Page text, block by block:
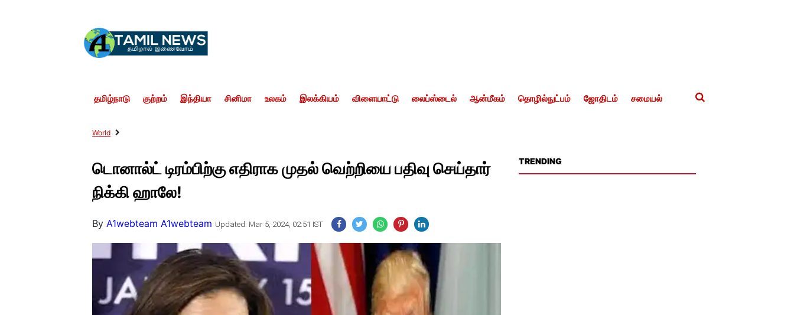
தமிழ்நாடு குற்றம் இந்தியா சினிமா உலகம் இலக்கியம் விளையாட்டு லைப்ஸ்டைல் ஆன்மீகம் தொழில்நுட்பம் ஜோதிடம் சமையல்
World
டொனால்ட் டிரம்பிற்கு எதிராக முதல் வெற்றியை பதிவு செய்தார்
நிக்கி ஹாலே!
ByA1webteam A1webteam Updated: Mar 5, 2024, 02:51 IST
TRENDING